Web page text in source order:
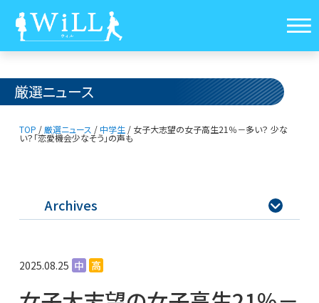
厳選ニュース
TOP /厳選ニュース / 中学生/ 女子大志望の女子高生21％－多い？ 少な
い？ 「恋愛機会少なそう」の声も
Archives 
2025.08.25 中 高